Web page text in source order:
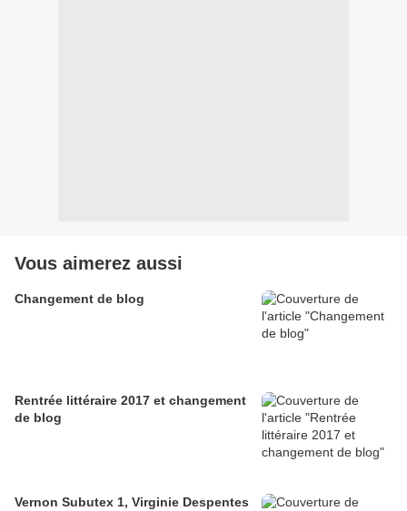
Vous aimerez aussi
Changement de blog
Rentrée littéraire 2017 et changement
de blog
Vernon Subutex 1, Virginie Despentes